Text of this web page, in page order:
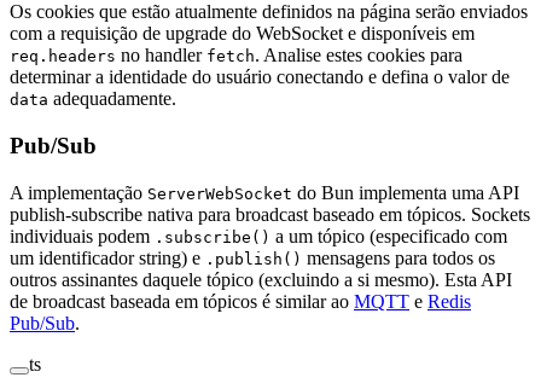
Os cookies que estão atualmente definidos na página serão enviados
com a requisição de upgrade do WebSocket e disponíveis em
req.headers no handler fetch. Analise estes cookies para
determinar a identidade do usuário conectando e defina o valor de
data adequadamente.
Pub/Sub
A implementação ServerWebSocket do Bun implementa uma API
publish-subscribe nativa para broadcast baseado em tópicos. Sockets
individuais podem .subscribe() a um tópico (especificado com
um identificador string) e .publish() mensagens para todos os
outros assinantes daquele tópico (excluindo a si mesmo). Esta API
de broadcast baseada em tópicos é similar ao MQTT e Redis
Pub/Sub.
ts